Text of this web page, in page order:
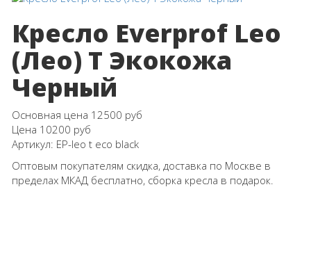
Кресло Everprof Leo
(Лео) Т Экокожа
Черный
Основная цена 12500 руб
Цена 10200 руб
Артикул: EP-leo t eco black
Оптовым покупателям скидка, доставка по Москве в
пределах МКАД бесплатно, сборка кресла в подарок.